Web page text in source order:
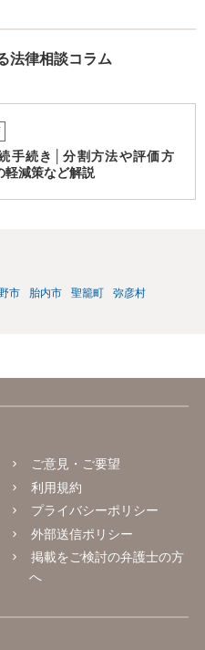
法律相談コラム
手続き│分割方法や評価方
軽減策など解説
市 胎内市 聖籠町
弥彦村
ご意見・ご要望
利用規約
プライバシーポリシー
外部送信ポリシー
掲載をご検討の弁護士の方
へ